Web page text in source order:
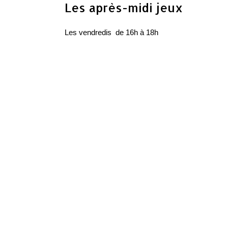
Les après-midi jeux
Les vendredis de 16h à 18h